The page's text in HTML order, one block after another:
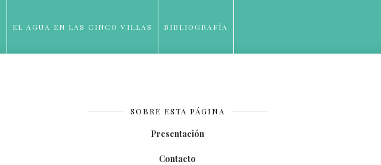
EL AGUA EN LAS CINCO VILLAS BIBLIOGRAFÍA
SOBRE ESTA PÁGINA
Presentación
Contacto